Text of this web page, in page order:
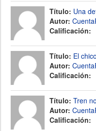
Título: Una
Autor:
Calificación:
Título: El
Autor:
Calificación:
Título: Tren
Autor:
Calificación: